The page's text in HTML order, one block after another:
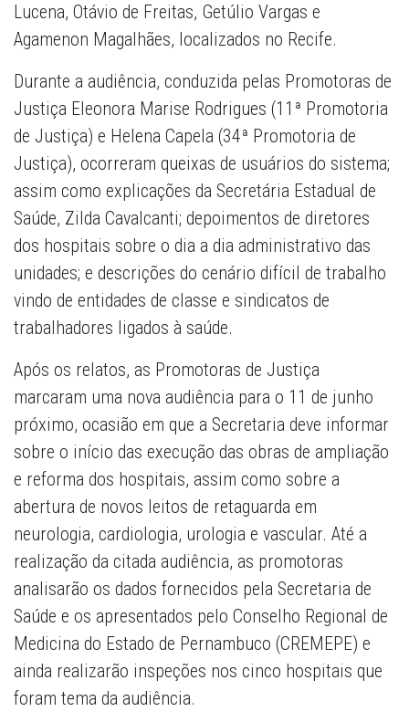
Lucena, Otávio de Freitas, Getúlio Vargas e
Agamenon Magalhães, localizados no Recife.
Durante a audiência, conduzida pelas Promotoras de
Justiça Eleonora Marise Rodrigues (11ª Promotoria
de Justiça) e Helena Capela (34ª Promotoria de
Justiça), ocorreram queixas de usuários do sistema;
assim como explicações da Secretária Estadual de
Saúde, Zilda Cavalcanti; depoimentos de diretores
dos hospitais sobre o dia a dia administrativo das
unidades; e descrições do cenário difícil de trabalho
vindo de entidades de classe e sindicatos de
trabalhadores ligados à saúde.
Após os relatos, as Promotoras de Justiça
marcaram uma nova audiência para o 11 de junho
próximo, ocasião em que a Secretaria deve informar
sobre o início das execução das obras de ampliação
e reforma dos hospitais, assim como sobre a
abertura de novos leitos de retaguarda em
neurologia, cardiologia, urologia e vascular. Até a
realização da citada audiência, as promotoras
analisarão os dados fornecidos pela Secretaria de
Saúde e os apresentados pelo Conselho Regional de
Medicina do Estado de Pernambuco (CREMEPE) e
ainda realizarão inspeções nos cinco hospitais que
foram tema da audiência.